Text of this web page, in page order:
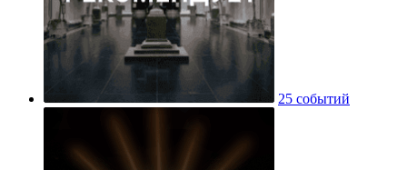
25 событий